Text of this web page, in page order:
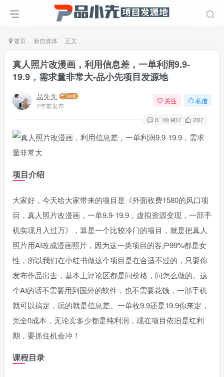
首页 新自媒体 正文
真人照片改漫画，利用信息差，一单利润9.9-
19.9，需求量非常大-品小先项目发源地
品先先
2年前发布
关注 私信
0 907 207
项目介绍
大家好，今天给大家带来的项目是《外面收费1580的风口项
目，真人照片改漫画，一单9.9-19.9，虚拟资源变现，一部手
机实现月入过万》，算是一个比较冷门的项目，就是把真人
照片用AI改成漫画照片，因为这一类项目的客户99%都是女
性，所以我们在小红书做这个项目是在合适不过的，只要你
发布作品出去，基本上评论区都是问价格，问怎么做的。这
个AI的话不需要用到国外的软件，也不需要花钱，一部手机
就可以搞定，玩的就是信息差。一单收9.9还是19.9你来定，
完全0成本，无论卖多少都是纯利润，现在项目依旧是红利
期，要抓住机会冲！
课程目录